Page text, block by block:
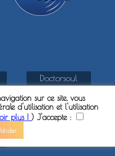
Doctorsoul
Radio / Live
Dons
Mention Légales
sur ce site, vous
d'utilisation et l'utilisation
plus ! ) J'accepte :